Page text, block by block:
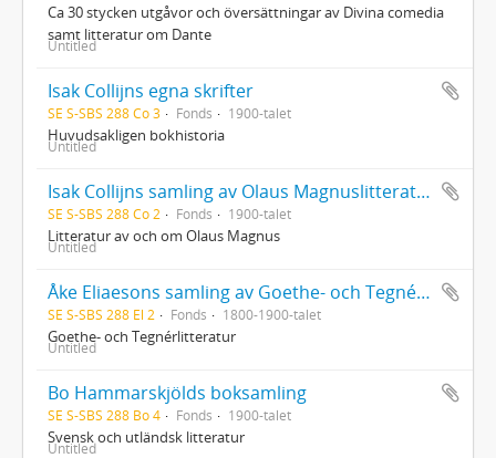
Ca 30 stycken utgåvor och översättningar av Divina comedia
samt litteratur om Dante
Untitled
Isak Collijns egna skrifter
SE S-SBS 288 Co 3 Fonds 1900-talet
Huvudsakligen bokhistoria
Untitled
Isak Collijns samling av Olaus Magnuslitteratur
SE S-SBS 288 Co 2 Fonds 1900-talet
Litteratur av och om Olaus Magnus
Untitled
Åke Eliaesons samling av Goethe- och Tegnérlitteratur
SE S-SBS 288 El 2 Fonds 1800-1900-talet
Goethe- och Tegnérlitteratur
Untitled
Bo Hammarskjölds boksamling
SE S-SBS 288 Bo 4 Fonds 1900-talet
Svensk och utländsk litteratur
Untitled